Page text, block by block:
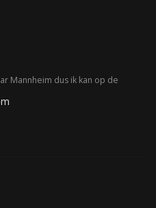
Mannheim dus ik kan op de